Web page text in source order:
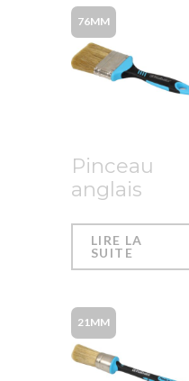
Pinceau
anglais
76MM
LIRE LA
SUITE
21MM